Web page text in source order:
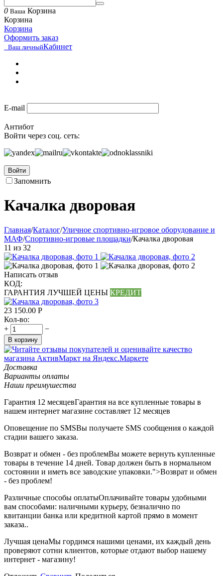
0 Ваша Корзина
Корзина
Корзина
Оформить заказ
Ваш личныйКабинет
E-mail
Антибот
Войти через соц. сеть:
Войти
Запомнить
Качалка дворовая
Главная/Каталог/Уличное спортивно-игровое оборудование и
МАФ/Спортивно-игровые площадки/Качалка дворовая
11 из 32
Написать отзыв
КОД:
ГАРАНТИЯ ЛУЧШЕЙ ЦЕНЫ КРЕДИТ
23 150.00 Р
Кол-во:
+
−
В корзину
Доставка
Варианты оплаты
Наши преимушества
Гарантия 12 месяцевГарантия на все купленные товары в
нашем интернет магазине составляет 12 месяцев
Оповещение по SMSВы получаете SMS сообщения о каждой
стадии вашего заказа.
Возврат и обмен - без проблемВы можете вернуть купленные
товары в течение 14 дней. Товар должен быть в нормальном
состоянии и иметь все заводские упаковки.">Возврат и обмен
- без проблем!
Различные способы оплатыОплачивайте товары удобными
вам способами: наличными курьеру, безналично по
квитанции банка или кредитной картой прямо в момент
заказа..
Лучшая ценаМы гордимся нашими ценами, их каждый день
проверяют сотни клиентов, которые отдают выбор нашему
интернет - магазину!